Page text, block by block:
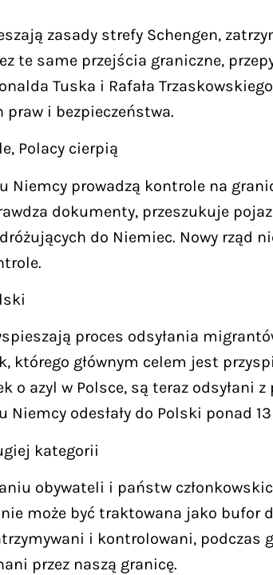
zasady strefy Schengen,
te same przejścia graniczne,
Tuska i Rafała
praw i bezpieczeństwa.
Polacy cierpią
Niemcy prowadzą kontrole na
dokumenty, przeszukuje
do Niemiec. Nowy rząd
proces odsyłania
którego głównym celem jest
o azyl w Polsce, są teraz
odesłały do Polski ponad
kategorii
obywateli i państw
może być traktowana jako bufor
i kontrolowani, podczas
przez naszą granicę.